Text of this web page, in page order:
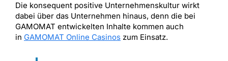
Die konsequent positive Unternehmenskultur wirkt
dabei über das Unternehmen hinaus, denn die bei
GAMOMAT entwickelten Inhalte kommen auch
in GAMOMAT Online Casinoszum Einsatz.